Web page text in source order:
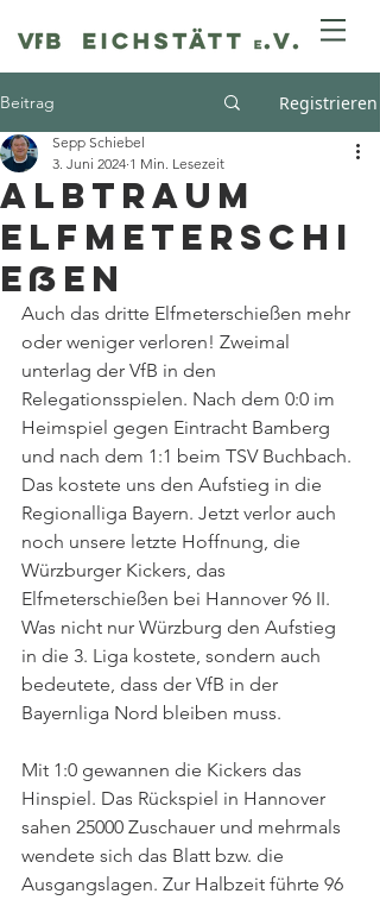
Beitrag Registrieren
Albtraum
Elfmeterschi
eßen
Sepp Schiebel
3. Juni 2024 1 Min. Lesezeit
Auch das dritte Elfmeterschießen mehr
oder weniger verloren! Zweimal
unterlag der VfB in den
Relegationsspielen. Nach dem 0:0 im
Heimspiel gegen Eintracht Bamberg
und nach dem 1:1 beim TSV Buchbach.
Das kostete uns den Aufstieg in die
Regionalliga Bayern. Jetzt verlor auch
noch unsere letzte Hoffnung, die
Würzburger Kickers, das
Elfmeterschießen bei Hannover 96 II.
Was nicht nur Würzburg den Aufstieg
in die 3. Liga kostete, sondern auch
bedeutete, dass der VfB in der
Bayernliga Nord bleiben muss.
Mit 1:0 gewannen die Kickers das
Hinspiel. Das Rückspiel in Hannover
sahen 25000 Zuschauer und mehrmals
wendete sich das Blatt bzw. die
Ausgangslagen. Zur Halbzeit führte 96